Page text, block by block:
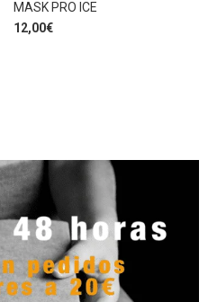
MASK PRO ICE
12,00€